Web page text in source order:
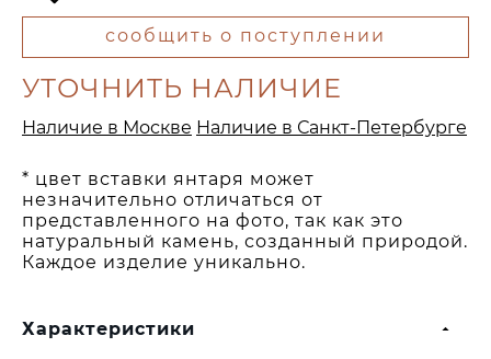
сообщить о поступлении
* цвет вставки янтаря может
незначительно отличаться от
представленного на фото, так как это
натуральный камень, созданный природой.
Каждое изделие уникально.
Характеристики
УТОЧНИТЬ НАЛИЧИЕ
Наличие в Москве Наличие в Санкт-Петербурге